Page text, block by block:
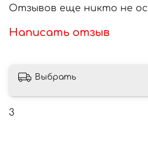
Отзывов еще никто не
Написать отзыв
Выбрать
3